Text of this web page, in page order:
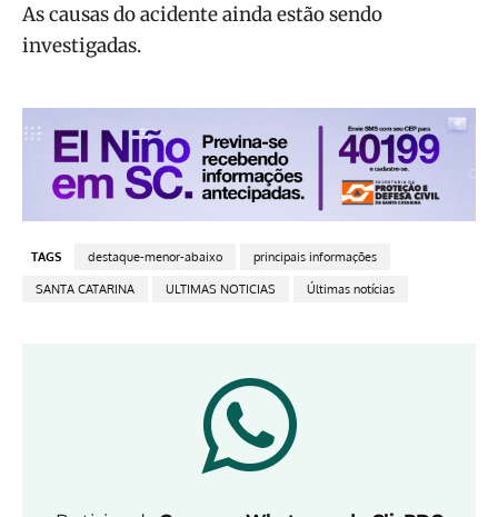
As causas do acidente ainda estão sendo
investigadas.
TAGS destaque-menor-abaixo principais informações
SANTA CATARINA ULTIMAS NOTICIAS Últimas notícias